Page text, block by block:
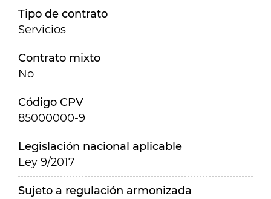
Tipo de contrato
Servicios
Contrato mixto
No
Código CPV
85000000-9
Legislación nacional aplicable
Ley 9/2017
Sujeto a regulación armonizada